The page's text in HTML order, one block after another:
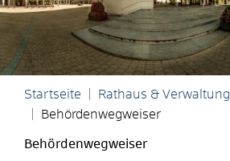
Startseite Rathaus & Verwaltung
Behördenwegweiser
Behördenwegweiser